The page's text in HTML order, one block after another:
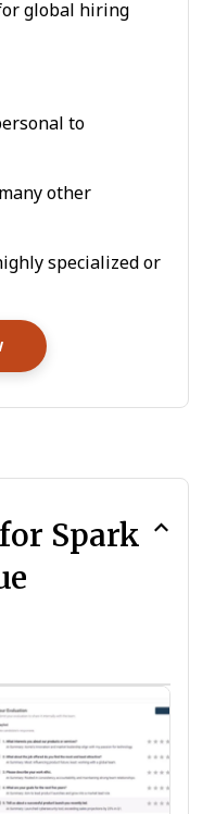
global hiring
to
other
specialized or
Opens New Window
Spark